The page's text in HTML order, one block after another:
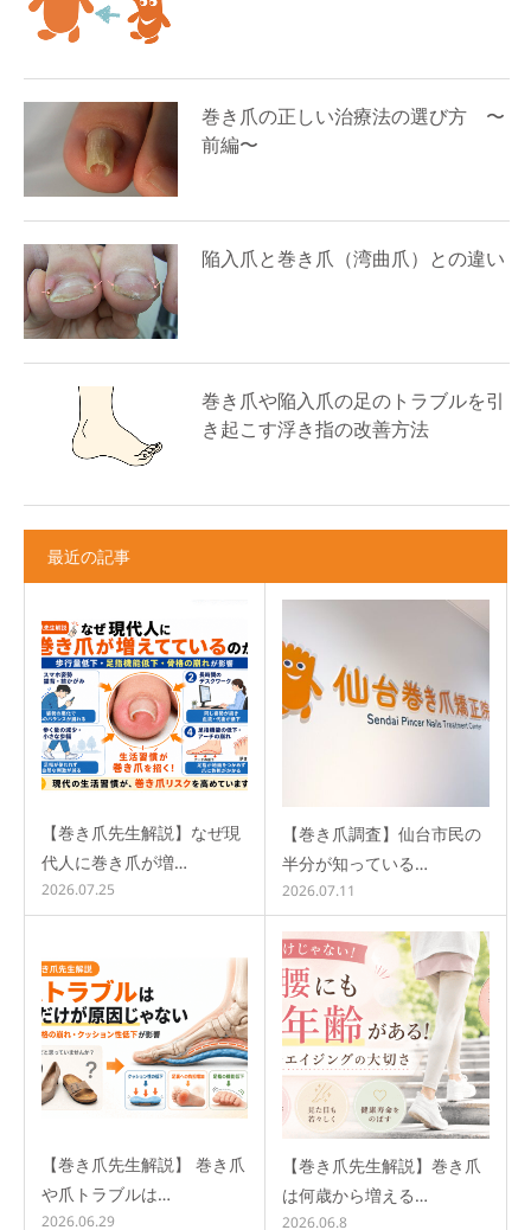
巻き爪の正しい治療法の選び方 〜
前編〜
陥入爪と巻き爪（湾曲爪）との違い
巻き爪や陥入爪の足のトラブルを引
き起こす浮き指の改善方法
最近の記事
【巻き爪先生解説】なぜ現
代人に巻き爪が増…
2026.07.25
【巻き爪調査】仙台市民の
半分が知っている…
2026.07.11
【巻き爪先生解説】 巻き爪
や爪トラブルは…
2026.06.29
【巻き爪先生解説】巻き爪
は何歳から増える…
2026.06.8